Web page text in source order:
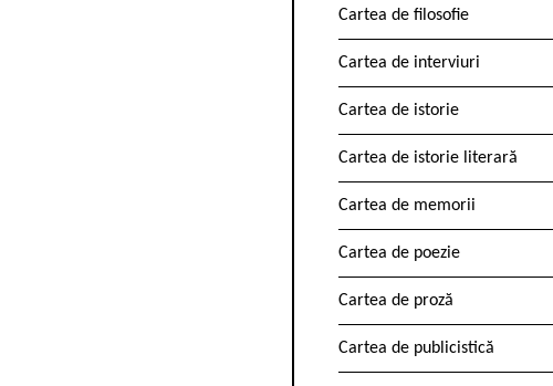
Cartea de filosofie
Cartea de interviuri
Cartea de istorie
Cartea de istorie literară
Cartea de memorii
Cartea de poezie
Cartea de proză
Cartea de publicistică